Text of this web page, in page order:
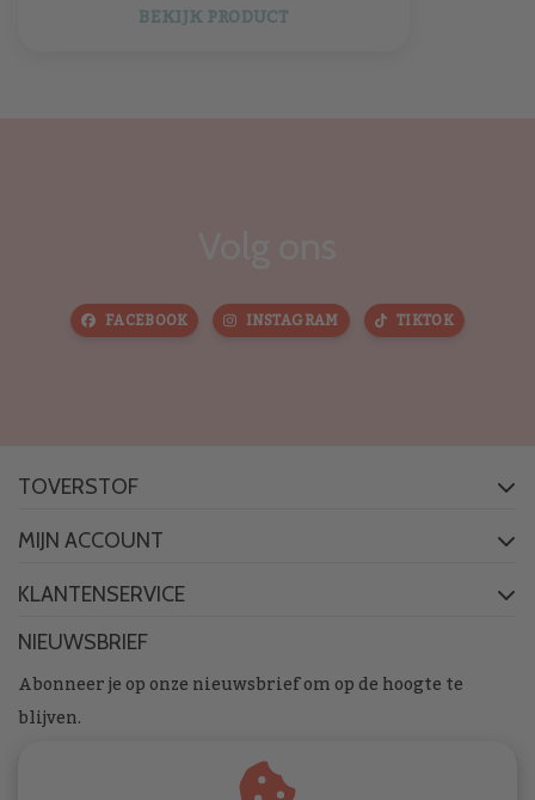
BEKIJK PRODUCT
FACEBOOK INSTAGRAM TIKTOK
TOVERSTOF
MIJN ACCOUNT
KLANTENSERVICE
NIEUWSBRIEF
Abonneer je op onze nieuwsbrief om op de hoogte te
blijven.